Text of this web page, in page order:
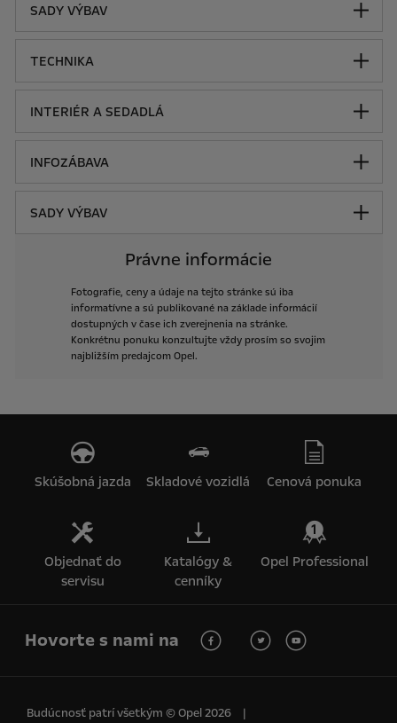
SADY VÝBAV
TECHNIKA
INTERIÉR A SEDADLÁ
INFOZÁBAVA
SADY VÝBAV
Právne informácie
Fotografie, ceny a údaje na tejto stránke sú iba
informatívne a sú publikované na základe informácií
dostupných v čase ich zverejnenia na stránke.
Konkrétnu ponuku konzultujte vždy prosím so svojim
najbližším predajcom Opel.
Skúšobná jazda Skladové vozidlá Cenová ponuka
Objednať do
servisu
Katalógy &
cenníky
Opel Professional
Hovorte s nami na
Budúcnosť patrí všetkým © Opel 2026